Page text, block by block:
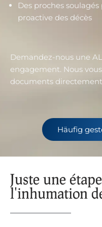
Des proches
proactive des décès
Demandez-nous une
engagement. Nous
documents
Häufig
Juste une
l'inhumation